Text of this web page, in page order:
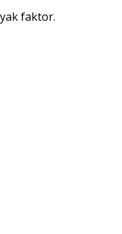
faktor.